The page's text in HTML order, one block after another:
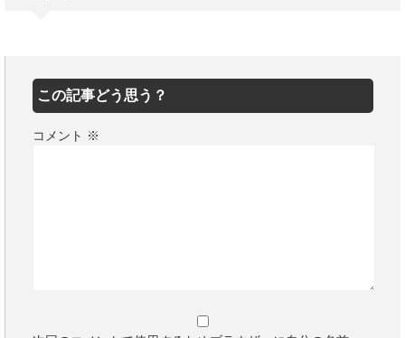
この記事どう思う？
コメント ※